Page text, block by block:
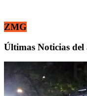
ZMG
Últimas Noticias